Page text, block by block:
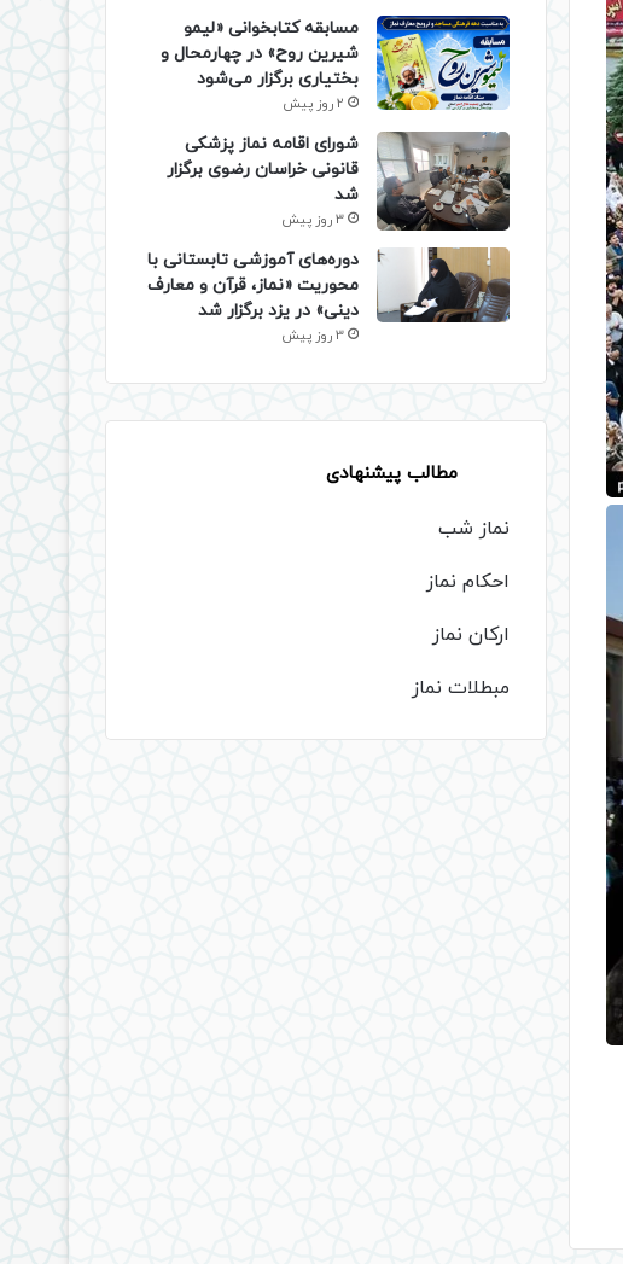
مسابقه کتابخوانی «لیمو
شیرین روح» در چهارمحال و
بختیاری برگزار می‌شود
2 روز پیش
شورای اقامه نماز پزشکی
قانونی خراسان رضوی برگزار
شد
3 روز پیش
دوره‌های آموزشی تابستانی با
محوریت «نماز، قرآن و معارف
دینی» در یزد برگزار شد
3 روز پیش
مطالب پیشنهادی
نماز شب
احکام نماز
ارکان نماز
مبطلات نماز